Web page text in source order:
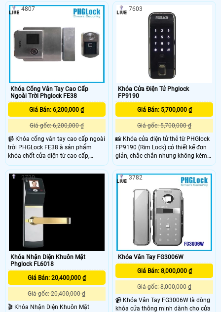
việc ,khả năng truyền động mạng
mẽ
cùng với thiết kế từ thép và bề ngoài
bảo vệ bởi lớp sơn chống rỉ sét, đảm
bảo dùng tốt trong điều kiện thời tiết
khắc nghiệt, dùng được cho tất cả
các loại chuông cửa có hình.
Khóa Cổng Vân Tay Cao Cấp
Ngoài Trời Phglock FE38
Giá Bán: 6,200,000 ₫
Giá gốc: 6,200,000 ₫
📹 Khóa cổng vân tay cao cấp ngoài
trời PHGLock FE38 à sản phẩm
khóa chốt cửa điện từ cao cấp,
chính hãng. Hỗ trợ những tính năng
bảo mật cao cấp, hiện đại cùng với
thiết kế từ thép và bề ngoài bảo vệ
bởi lớp sơn chống rỉ sét. Sản phẩm
đảm bảo dùng tốt trong điều kiện
thời tiết khắc nghiệt khi lắp đặt
4807
Khóa Cửa Điện Tử Phglock
FP9190
Giá Bán: 5,700,000 ₫
Giá gốc: 5,700,000 ₫
📸 Khóa cửa điện tử thẻ từ PHGlock
FP9190 (Rim Lock) có thiết kế đơn
giản, chắc chắn nhưng không kém
phần sang trọng và hiện đại.
PHGLOCK FP9190 là dòng khóa
vân tay cho cửa gỗ, cửa sắt bán
chạy, giá rẻ trên thị trường hiện nay.
7603
Khóa Nhận Diện Khuôn Mặt
Phglock FL6018
Giá Bán: 20,400,000 ₫
Giá gốc: 20,400,000 ₫
🎬 Khóa Nhận Diện Khuôn Mặt
2720
Khóa Vân Tay FG3006W
Giá Bán: 8,000,000 ₫
Giá gốc: 8,000,000 ₫
📹 Khóa Vân Tay FG3006W là dòng
khóa cửa thông minh dành cho cửa
3782